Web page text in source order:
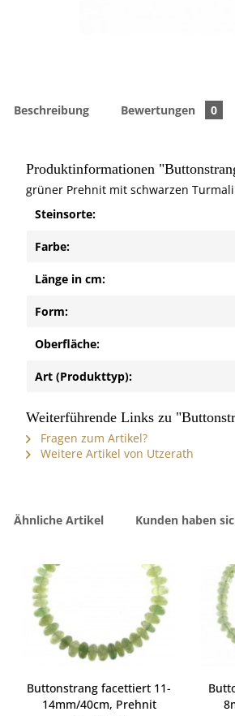
Beschreibung Bewertungen 0
Produktinformationen
grüner Prehnit mit schwarzen
Steinsorte:
Farbe:
Länge in cm:
Form:
Oberfläche:
Art (Produkttyp):
Weiterführende Links zu
Fragen zum Artikel?
Weitere Artikel von Utzerath
Ähnliche Artikel Kunden haben
Buttonstrang facettiert 11-
14mm/40cm, Prehnit